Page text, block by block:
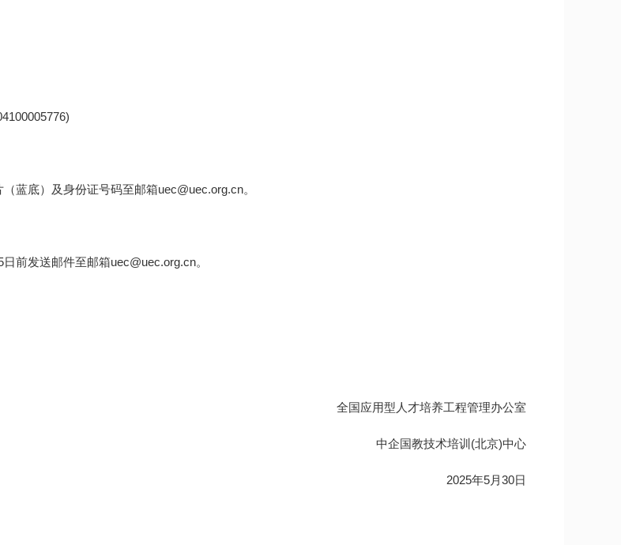
蓝底）及身份证号码至邮箱uec@uec.org.cn。
前发送邮件至邮箱uec@uec.org.cn。
全国应用型人才培养工程管理办公室
中企国教技术培训(北京)中心
2025年5月30日